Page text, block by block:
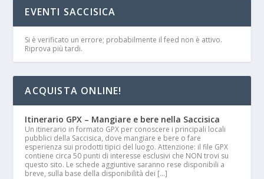
EVENTI SACCISICA
Si è verificato un errore; probabilmente il feed non è attivo.
Riprova più tardi.
ACQUISTA ONLINE!
Itinerario GPX – Mangiare e bere nella Saccisica
Un itinerario in formato GPX per conoscere i principali locali
pubblici della Saccisica, dove mangiare e bere o fare
esperienza sui prodotti tipici del luogo. Attenzione: il file GPX
contiene circa 50 punti di interesse esclusivi che NON trovi su
questo sito. Le schede aggiuntive saranno rese disponibili a
breve, sulla base della disponibilità dei […]